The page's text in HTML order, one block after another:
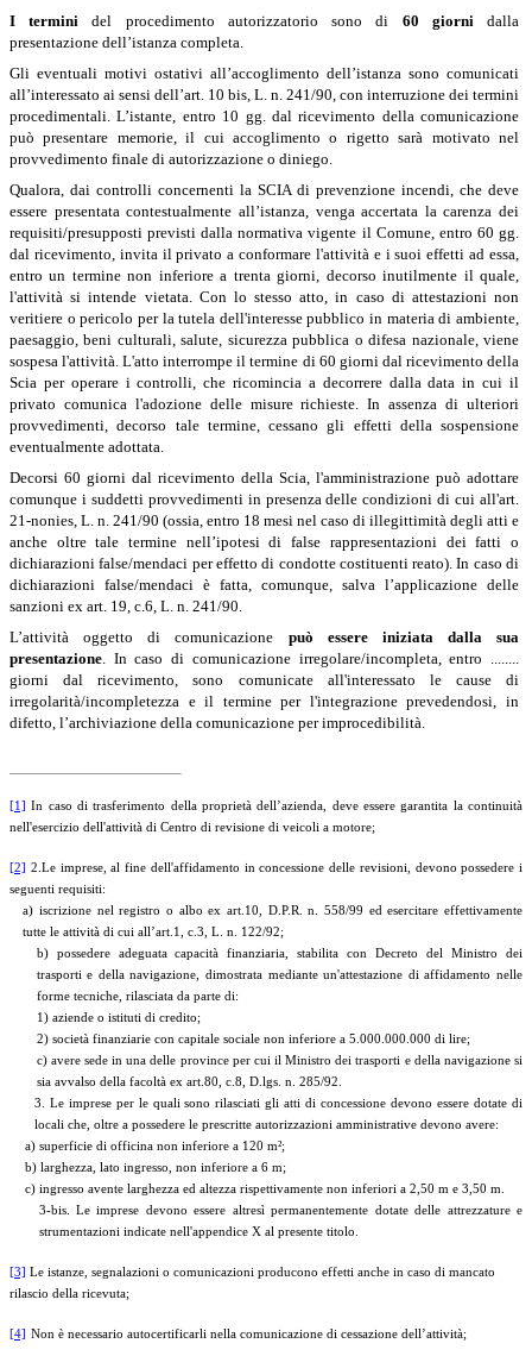
I termini del procedimento autorizzatorio sono di 60 giorni dalla
presentazione dell’istanza completa.
Gli eventuali motivi ostativi all’accoglimento dell’istanza sono comunicati
all’interessato ai sensi dell’art. 10 bis, L. n. 241/90, con interruzione dei termini
procedimentali. L’istante, entro 10 gg. dal ricevimento della comunicazione
può presentare memorie, il cui accoglimento o rigetto sarà motivato nel
provvedimento finale di autorizzazione o diniego.
Qualora, dai controlli concernenti la SCIA di prevenzione incendi, che deve
essere presentata contestualmente all’istanza, venga accertata la carenza dei
requisiti/presupposti previsti dalla normativa vigente il Comune, entro 60 gg.
dal ricevimento, invita il privato a conformare l'attività e i suoi effetti ad essa,
entro un termine non inferiore a trenta giorni, decorso inutilmente il quale,
l'attività si intende vietata. Con lo stesso atto, in caso di attestazioni non
veritiere o pericolo per la tutela dell'interesse pubblico in materia di ambiente,
paesaggio, beni culturali, salute, sicurezza pubblica o difesa nazionale, viene
sospesa l'attività. L'atto interrompe il termine di 60 giorni dal ricevimento della
Scia per operare i controlli, che ricomincia a decorrere dalla data in cui il
privato comunica l'adozione delle misure richieste. In assenza di ulteriori
provvedimenti, decorso tale termine, cessano gli effetti della sospensione
eventualmente adottata.
Decorsi 60 giorni dal ricevimento della Scia, l'amministrazione può adottare
comunque i suddetti provvedimenti in presenza delle condizioni di cui all'art.
21-nonies, L. n. 241/90 (ossia, entro 18 mesi nel caso di illegittimità degli atti e
anche oltre tale termine nell’ipotesi di false rappresentazioni dei fatti o
dichiarazioni false/mendaci per effetto di condotte costituenti reato). In caso di
dichiarazioni false/mendaci è fatta, comunque, salva l’applicazione delle
sanzioni ex art. 19, c.6, L. n. 241/90.
L’attività oggetto di comunicazione può essere iniziata dalla sua
presentazione . In caso di comunicazione irregolare/incompleta, entro ........
giorni dal ricevimento, sono comunicate all'interessato le cause di
irregolarità/incompletezza e il termine per l'integrazione prevedendosi, in
difetto, l’archiviazione della comunicazione per improcedibilità.
[1] In caso di trasferimento della proprietà dell’azienda, deve essere garantita la continuità
nell'esercizio dell'attività di Centro di revisione di veicoli a motore;
[2] 2. Le imprese, al fine dell'affidamento in concessione delle revisioni, devono possedere i
seguenti requisiti:
a) iscrizione nel registro o albo ex art.10, D.P.R. n. 558/99 ed esercitare effettivamente
tutte le attività di cui all’art.1, c.3, L. n. 122/92;
b) possedere adeguata capacità finanziaria, stabilita con Decreto del Ministro dei
trasporti e della navigazione, dimostrata mediante un'attestazione di affidamento nelle
forme tecniche, rilasciata da parte di:
1) aziende o istituti di credito;
2) società finanziarie con capitale sociale non inferiore a 5.000.000.000 di lire;
c) avere sede in una delle province per cui il Ministro dei trasporti e della navigazione si
sia avvalso della facoltà ex art.80, c.8, D.lgs. n. 285/92.
3. Le imprese per le quali sono rilasciati gli atti di concessione devono essere dotate di
locali che, oltre a possedere le prescritte autorizzazioni amministrative devono avere:
a) superficie di officina non inferiore a 120 m²;
b) larghezza, lato ingresso, non inferiore a 6 m;
c) ingresso avente larghezza ed altezza rispettivamente non inferiori a 2,50 m e 3,50 m.
3-bis. Le imprese devono essere altresì permanentemente dotate delle attrezzature e
strumentazioni indicate nell'appendice X al presente titolo.
[3] Le istanze, segnalazioni o comunicazioni producono effetti anche in caso di mancato
rilascio della ricevuta;
[4] Non è necessario autocertificarli nella comunicazione di cessazione dell’attività;